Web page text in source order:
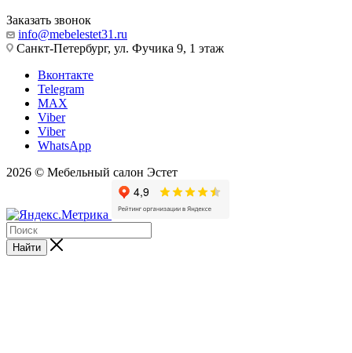
Заказать звонок
info@mebelestet31.ru
Санкт-Петербург, ул. Фучика 9, 1 этаж
Вконтакте
Telegram
MAX
Viber
Viber
WhatsApp
2026 © Мебельный салон Эстет
Найти